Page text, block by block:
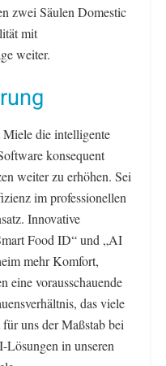
zwei Säulen Domestic
mit
weiter.
die intelligente
konsequent
weiter zu erhöhen. Sei
im professionellen
Innovative
Food ID“ und „AI
mehr Komfort,
eine vorausschauende
das viele
uns der Maßstab bei
in unseren